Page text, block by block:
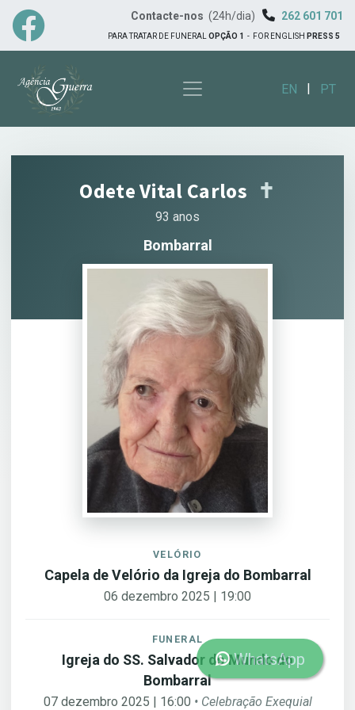
Contacte-nos (24h/dia) 262 601 701
PARA TRATAR DE FUNERAL OPÇÃO 1 - FOR ENGLISH PRESS 5
EN | PT
Odete Vital Carlos ✝︎
93 anos
Bombarral
VELÓRIO
Capela de Velório da Igreja do Bombarral
06 dezembro 2025 | 19:00
FUNERAL
Igreja do SS. Salvador do Mundo do
Bombarral
07 dezembro 2025 | 16:00 • Celebração Exequial
WhatsApp